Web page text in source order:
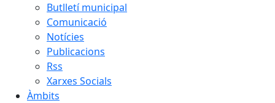
Butlletí municipal
Comunicació
Notícies
Publicacions
Rss
Xarxes Socials
Àmbits